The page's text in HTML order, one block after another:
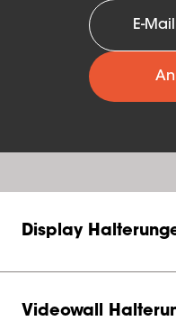
E-
Display
Videowall